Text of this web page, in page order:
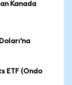
Kanada
ETF (Ondo